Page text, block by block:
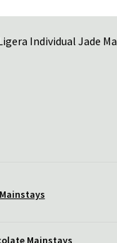
Individual Jade
Mainstays